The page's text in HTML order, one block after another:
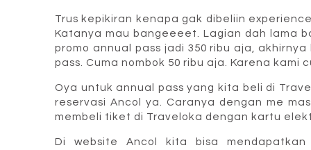
Trus kepikiran kenapa gak dibeliin
Katanya mau bangeeeet. Lagian dah lama
promo annual pass jadi 350 ribu aja,
pass. Cuma nombok 50 ribu aja. Karena
Oya untuk annual pass yang kita beli di
reservasi Ancol ya. Caranya dengan me
membeli tiket di Traveloka dengan kartu
Di website Ancol kita bisa